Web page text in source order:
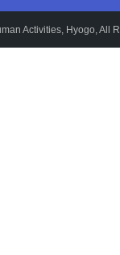
Activities, Hyogo, All